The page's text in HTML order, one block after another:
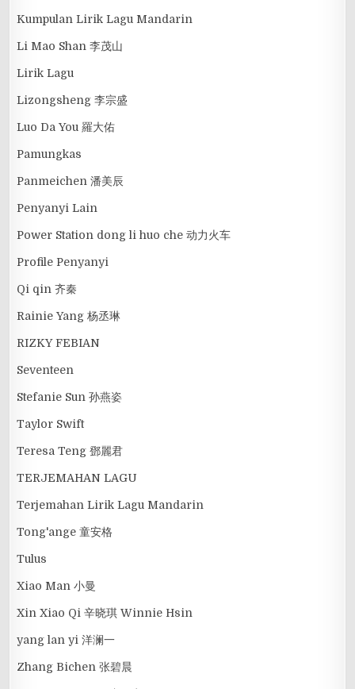
Kumpulan Lirik Lagu Mandarin
Li Mao Shan 李茂山
Lirik Lagu
Lizongsheng 李宗盛
Luo Da You 羅大佑
Pamungkas
Panmeichen 潘美辰
Penyanyi Lain
Power Station dong li huo che 动力火车
Profile Penyanyi
Qi qin 齐秦
Rainie Yang 杨丞琳
RIZKY FEBIAN
Seventeen
Stefanie Sun 孙燕姿
Taylor Swift
Teresa Teng 鄧麗君
TERJEMAHAN LAGU
Terjemahan Lirik Lagu Mandarin
Tong'ange 童安格
Tulus
Xiao Man 小曼
Xin Xiao Qi 辛晓琪 Winnie Hsin
yang lan yi 洋澜一
Zhang Bichen 张碧晨